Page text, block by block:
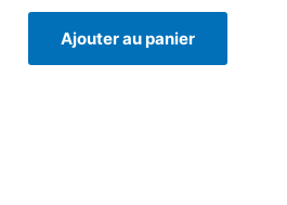
Ajouter au panier